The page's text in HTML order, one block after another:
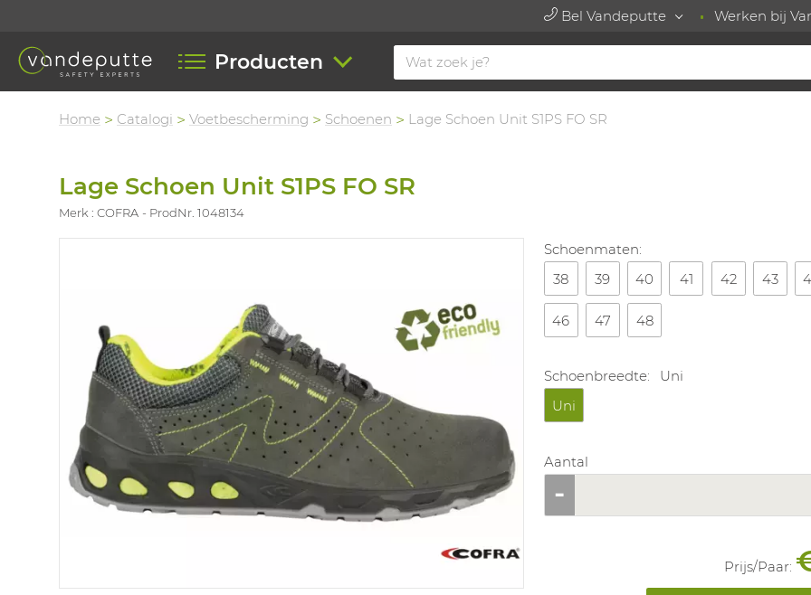
Bel Vandeputte Werken bij
Producten
Home Catalogi Voetbescherming Schoenen Lage Schoen Unit S1PS FO SR
Lage Schoen Unit S1PS FO SR
Merk : COFRA ProdNr. 1048134
Schoenmaten:
38
39 40 41 42 43
46 47 48
Schoenbreedte:
Uni
Uni
Aantal
Prijs/Paar: